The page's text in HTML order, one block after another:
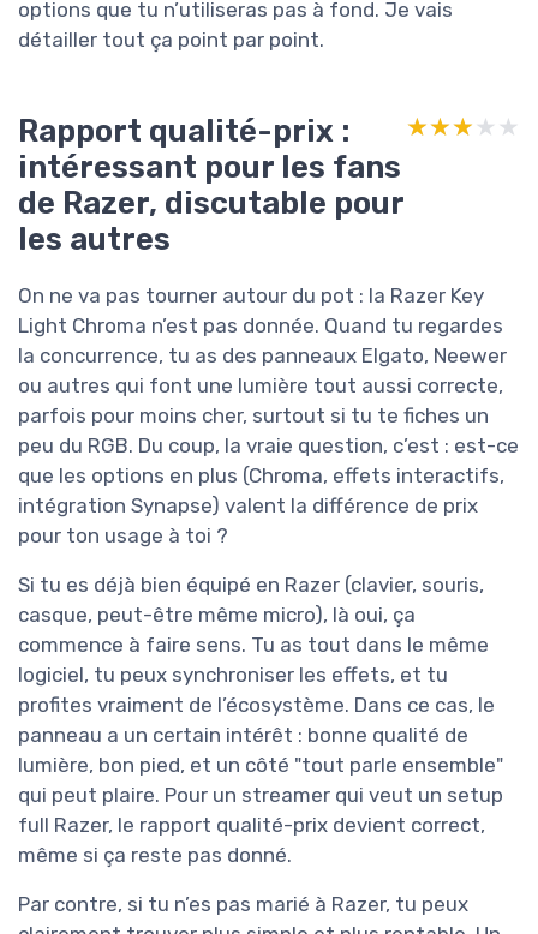
options que tu n’utiliseras pas à fond. Je vais
détailler tout ça point par point.
Rapport qualité-prix :
intéressant pour les fans
de Razer, discutable pour
les autres
★★★★★
★★★★★
On ne va pas tourner autour du pot : la Razer Key
Light Chroma n’est pas donnée. Quand tu regardes
la concurrence, tu as des panneaux Elgato, Neewer
ou autres qui font une lumière tout aussi correcte,
parfois pour moins cher, surtout si tu te fiches un
peu du RGB. Du coup, la vraie question, c’est : est-ce
que les options en plus (Chroma, effets interactifs,
intégration Synapse) valent la différence de prix
pour ton usage à toi ?
Si tu es déjà bien équipé en Razer (clavier, souris,
casque, peut-être même micro), là oui, ça
commence à faire sens. Tu as tout dans le même
logiciel, tu peux synchroniser les effets, et tu
profites vraiment de l’écosystème. Dans ce cas, le
panneau a un certain intérêt : bonne qualité de
lumière, bon pied, et un côté "tout parle ensemble"
qui peut plaire. Pour un streamer qui veut un setup
full Razer, le rapport qualité-prix devient correct,
même si ça reste pas donné.
Par contre, si tu n’es pas marié à Razer, tu peux